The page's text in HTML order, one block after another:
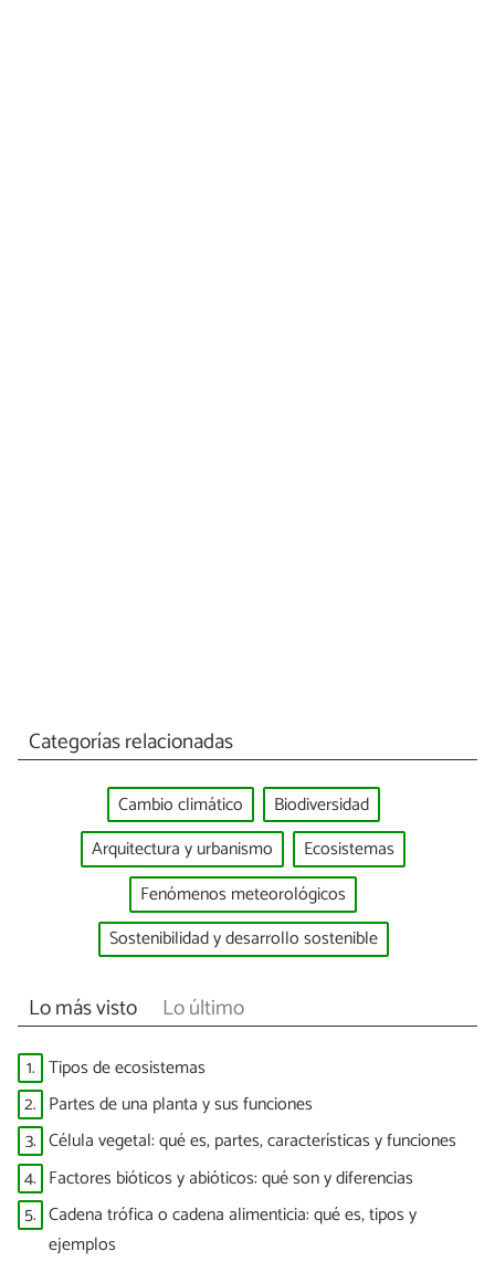
Categorías relacionadas
Cambio climático
Biodiversidad
Arquitectura y urbanismo
Ecosistemas
Fenómenos meteorológicos
Sostenibilidad y desarrollo sostenible
Lo más visto Lo último
1. Tipos de ecosistemas
2. Partes de una planta y sus funciones
3. Célula vegetal: qué es, partes, características y funciones
4. Factores bióticos y abióticos: qué son y diferencias
5. Cadena trófica o cadena alimenticia: qué es, tipos y
ejemplos